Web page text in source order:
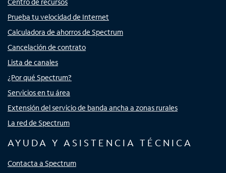
Centro de recursos
Prueba tu velocidad de Internet
Calculadora de ahorros de Spectrum
Cancelación de contrato
Lista de canales
¿Por qué Spectrum?
Servicios en tu área
Extensión del servicio de banda ancha a zonas rurales
La red de Spectrum
AYUDA Y ASISTENCIA TÉCNICA
Contacta a Spectrum